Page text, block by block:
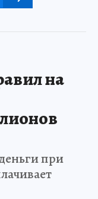
на
при